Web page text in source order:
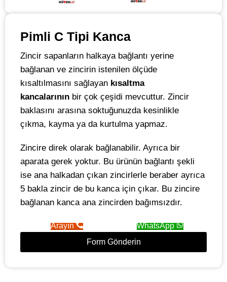
Pimli C Tipi Kanca
Zincir sapanların halkaya bağlantı yerine
bağlanan ve zincirin istenilen ölçüde
kısaltılmasını sağlayan kısaltma
kancalarının bir çok çeşidi mevcuttur. Zincir
baklasını arasına soktuğunuzda kesinlikle
çıkma, kayma ya da kurtulma yapmaz.
Zincire direk olarak bağlanabilir. Ayrıca bir
aparata gerek yoktur. Bu ürünün bağlantı şekli
ise ana halkadan çıkan zincirlerle beraber ayrıca
5 bakla zincir de bu kanca için çıkar. Bu zincire
bağlanan kanca ana zincirden bağımsızdır.
Arayın
WhatsApp
Form Gönderin